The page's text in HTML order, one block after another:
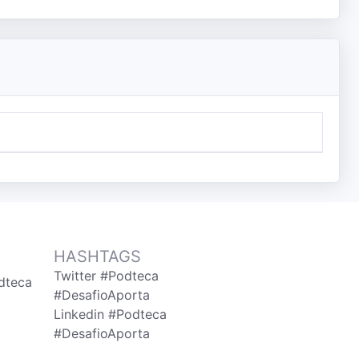
HASHTAGS
Twitter #Podteca
#DesafioAporta
Linkedin #Podteca
#DesafioAporta